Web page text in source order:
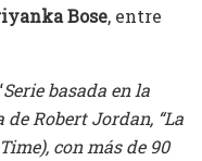
Bose, entre
Serie basada en la
Robert Jordan, “La
con más de 90